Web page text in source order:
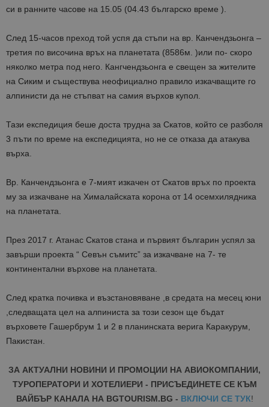
си в ранните часове на 15.05 (04.43 българско време ).
След 15-часов преход той успя да стъпи на вр. Канчендзьонга –
третия по височина връх на планетата (8586м. )или по- скоро
няколко метра под него. Кангчендзьонга е свещен за жителите
на Сиким и съществува неофициално правило изкачващите го
алпинисти да не стъпват на самия върхов купол.
Тази експедиция беше доста трудна за Скатов, който се разболя
3 пъти по време на експедицията, но не се отказа да атакува
върха.
Вр. Канчендзьонга е 7-мият изкачен от Скатов връх по проекта
му за изкачване на Хималайската корона от 14 осемхилядника
на планетата.
През 2017 г. Атанас Скатов стана и първият българин успял за
завърши проекта “ Севън съмитс” за изкачване на 7- те
континентални върхове на планетата.
След кратка почивка и възстановяване ,в средата на месец юни
,следващата цел на алпиниста за този сезон ще бъдат
върховете Гашербрум 1 и 2 в планинската верига Каракурум,
Пакистан.
ЗА АКТУАЛНИ НОВИНИ И ПРОМОЦИИ НА АВИОКОМПАНИИ,
ТУРОПЕРАТОРИ И ХОТЕЛИЕРИ - ПРИСЪЕДИНЕТЕ СЕ КЪМ
ВАЙБЪР КАНАЛА НА BGTOURISM.BG - ВКЛЮЧИ СЕ ТУК!